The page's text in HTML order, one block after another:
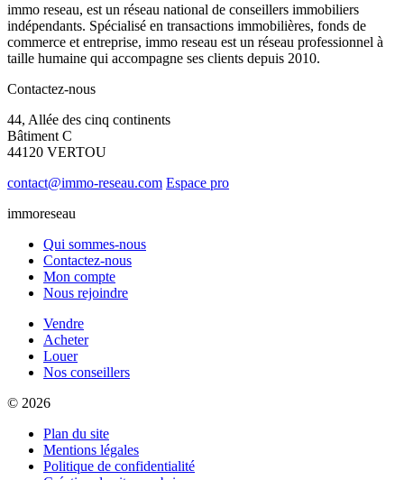
immo reseau, est un réseau national de conseillers immobiliers
indépendants. Spécialisé en transactions immobilières, fonds de
commerce et entreprise, immo reseau est un réseau professionnel à
taille humaine qui accompagne ses clients depuis 2010.
Contactez-nous
44, Allée des cinq continents
Bâtiment C
44120 VERTOU
contact@immo-reseau.com Espace pro
immoreseau
Qui sommes-nous
Contactez-nous
Mon compte
Nous rejoindre
Vendre
Acheter
Louer
Nos conseillers
© 2026
Plan du site
Mentions légales
Politique de confidentialité